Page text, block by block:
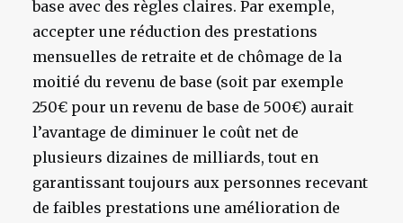
base avec des règles claires. Par exemple,
accepter une réduction des prestations
mensuelles de retraite et de chômage de la
moitié du revenu de base (soit par exemple
250€ pour un revenu de base de 500€) aurait
l’avantage de diminuer le coût net de
plusieurs dizaines de milliards, tout en
garantissant toujours aux personnes recevant
de faibles prestations une amélioration de